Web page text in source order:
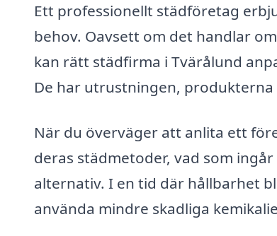
Ett professionellt städföretag
behov. Oavsett om det handlar
kan rätt städfirma i Tvärålund
De har utrustningen,
När du överväger att anlita ett
deras städmetoder, vad som
alternativ. I en tid där hållbarhet
använda mindre skadliga